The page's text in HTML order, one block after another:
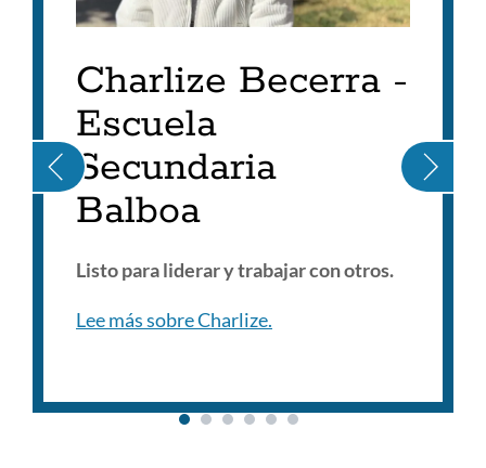
Charlize Becerra -
Escuela
Secundaria
Balboa
Listo para liderar y trabajar con otros.
Lee más sobre Charlize.